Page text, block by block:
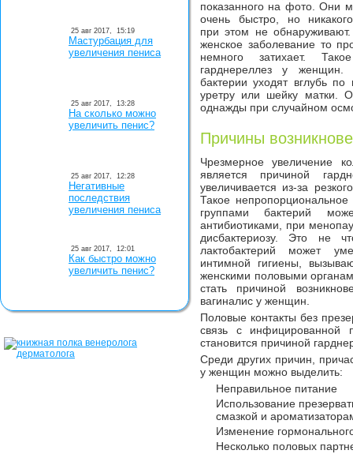
показанного на фото. Они
очень быстро, но
при этом не
женское заболевание то
немного затихает.
гарднереллез у женщин.
бактерии уходят вглубь
уретру или шейку матки.
однажды при случайном
Причины
Чрезмерное увеличение
является причиной
увеличивается из-за
Такое
группами бактерий
антибиотиками, при
дисбактериозу. Это не
лактобактерий может
интимной гигиены,
женскими половыми
стать причиной
вагиналис у женщин.
Половые контакты без
связь с инфицированной
становится причиной
Среди других причин,
у женщин можно выделить:
Неправильное питание
Использование
смазкой и
Изменение
Несколько половых
25 авг 2017, 15:19
Мастурбация для
увеличения пениса
25 авг 2017, 13:28
На сколько можно
увеличить пенис?
25 авг 2017, 12:28
Негативные
последствия
увеличения пениса
25 авг 2017, 12:01
Как быстро можно
увеличить пенис?